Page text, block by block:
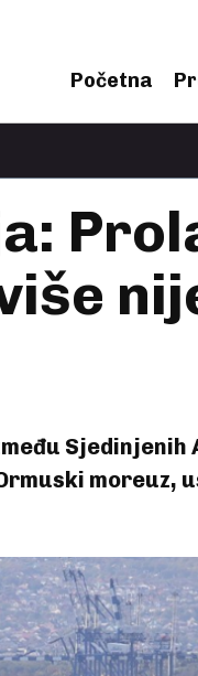
Početna
moreuz,